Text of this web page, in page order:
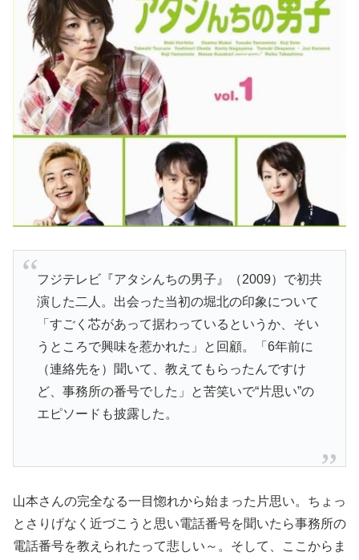
フジテレビ『アタシんちの男子』（2009）で初共
演した二人。出会った当初の堀北の印象について
「すごく芯があって据わっているというか、そい
うところで興味を惹かれた」と回顧。「6年前に
（連絡先を）聞いて、教えてもらったんですけ
ど、事務所の番号でした」と苦笑いで“片思い”の
エピソードも披露した。
山本さんの完全なる一目惚れから始まった片思い。ちょっ
とさりげなく近づこうと思い電話番号を聞いたら事務所の
電話番号を教えられたって悲しい～。そして、ここからま